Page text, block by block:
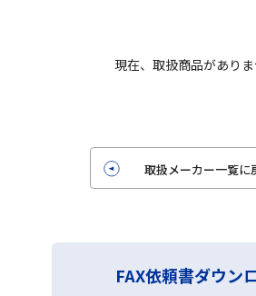
現在、取扱商品がありま
取扱メーカー一覧に
FAX依頼書ダウン